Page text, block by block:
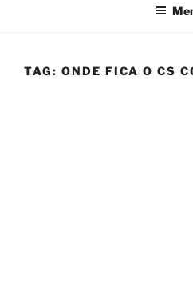
TAG: ONDE FICA O CS